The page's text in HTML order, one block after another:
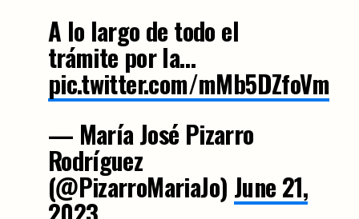
A lo largo de todo el
trámite por la…
pic.twitter.com/mMb5DZfoVm
— María José Pizarro
Rodríguez
(@PizarroMariaJo) June 21,